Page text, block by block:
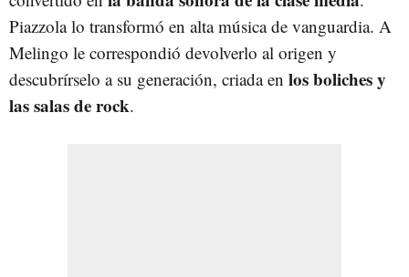
Piazzola lo transformó en alta música de vanguardia. A
Melingo le correspondió devolverlo al origen y
descubrírselo a su generación, criada en los boliches y
las salas de rock.